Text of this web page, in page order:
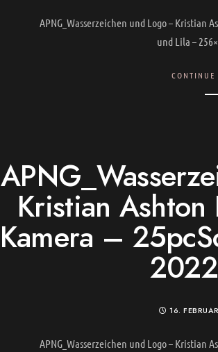
APNG_Wasserzeichen und Logo – Kristian
und Lila –
CONTINUE
Kristian
Kamera –
16.
APNG_Wasserzeichen und Logo – Kristian